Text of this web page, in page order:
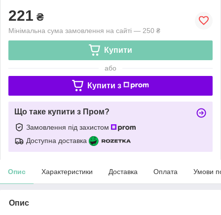
221 ₴
Мінімальна сума замовлення на сайті — 250 ₴
Купити
або
Купити з
Що таке купити з Пром?
Замовлення під захистом
Доступна доставка
Опис Характеристики Доставка Оплата Умови
Опис